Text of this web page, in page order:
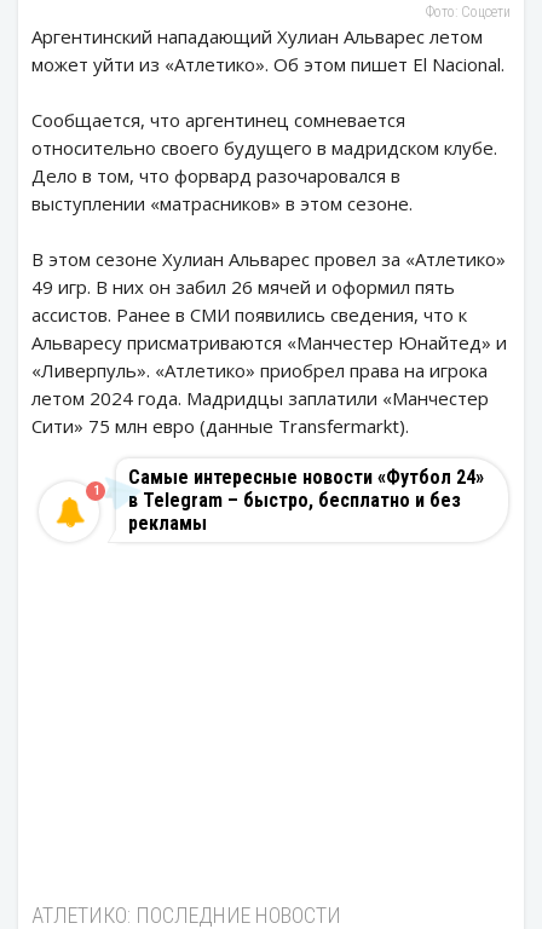
Фото: Соцсети
Аргентинский нападающий Хулиан Альварес летом
может уйти из «Атлетико». Об этом пишет El Nacional.
Сообщается, что аргентинец сомневается
относительно своего будущего в мадридском клубе.
Дело в том, что форвард разочаровался в
выступлении «матрасников» в этом сезоне.
В этом сезоне Хулиан Альварес провел за «Атлетико»
49 игр. В них он забил 26 мячей и оформил пять
ассистов. Ранее в СМИ появились сведения, что к
Альваресу присматриваются «Манчестер Юнайтед» и
«Ливерпуль». «Атлетико» приобрел права на игрока
летом 2024 года. Мадридцы заплатили «Манчестер
Сити» 75 млн евро (данные Transfermarkt).
Самые интересные новости «Футбол 24»
в Telegram – быстро, бесплатно и без
рекламы
1
АТЛЕТИКО: ПОСЛЕДНИЕ НОВОСТИ